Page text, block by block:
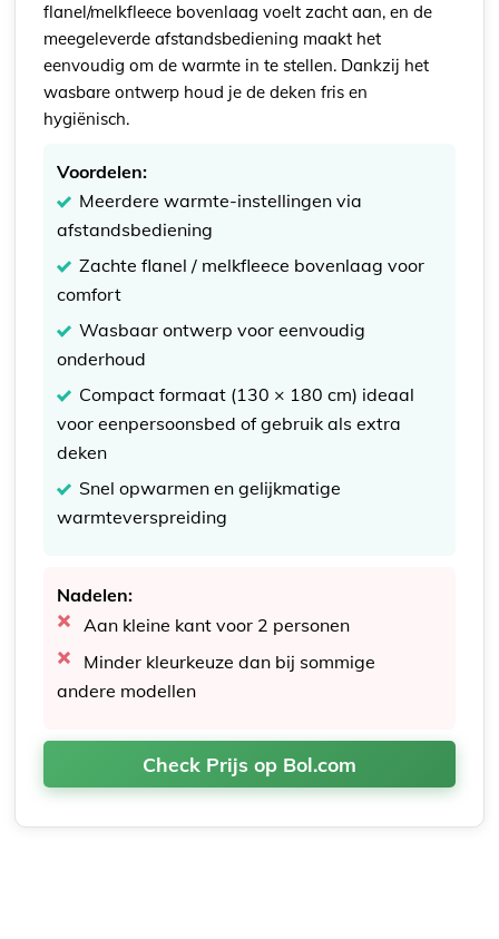
flanel/melkfleece bovenlaag voelt zacht aan, en de
meegeleverde afstandsbediening maakt het
eenvoudig om de warmte in te stellen. Dankzij het
wasbare ontwerp houd je de deken fris en
hygiënisch.
Voordelen:
Meerdere warmte-instellingen via
afstandsbediening
Zachte flanel / melkfleece bovenlaag voor
comfort
Wasbaar ontwerp voor eenvoudig
onderhoud
Compact formaat (130 × 180 cm) ideaal
voor eenpersoonsbed of gebruik als extra
deken
Snel opwarmen en gelijkmatige
warmteverspreiding
Nadelen:
Aan kleine kant voor 2 personen
Minder kleurkeuze dan bij sommige
andere modellen
Check Prijs op Bol.com